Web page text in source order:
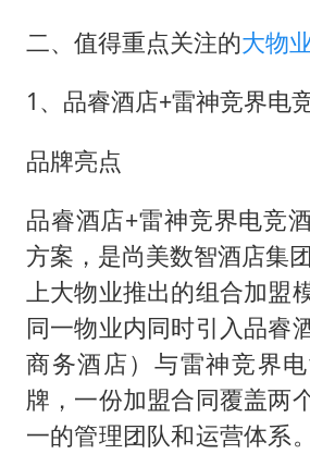
二、值得重点关注的大物
1、品睿酒店+雷神竞界电
品牌亮点
品睿酒店+雷神竞界电竞
方案，是尚美数智酒店集
上大物业推出的组合加盟
同一物业内同时引入品睿
商务酒店）与雷神竞界
牌，一份加盟合同覆盖两
一的管理团队和运营体系